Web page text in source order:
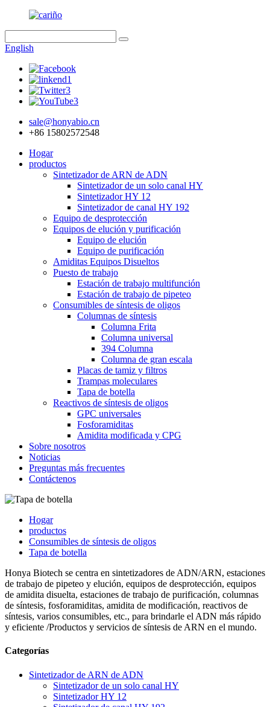
English
sale@honyabio.cn
+86 15802572548
Hogar
productos
Sintetizador de ARN de ADN
Sintetizador de un solo canal HY
Sintetizador HY 12
Sintetizador de canal HY 192
Equipo de desprotección
Equipos de elución y purificación
Equipo de elución
Equipo de purificación
Amiditas Equipos Disueltos
Puesto de trabajo
Estación de trabajo multifunción
Estación de trabajo de pipeteo
Consumibles de síntesis de oligos
Columnas de síntesis
Columna Frita
Columna universal
394 Columna
Columna de gran escala
Placas de tamiz y filtros
Trampas moleculares
Tapa de botella
Reactivos de síntesis de oligos
GPC universales
Fosforamiditas
Amidita modificada y CPG
Sobre nosotros
Noticias
Preguntas más frecuentes
Contáctenos
Hogar
productos
Consumibles de síntesis de oligos
Tapa de botella
Honya Biotech se centra en sintetizadores de ADN/ARN, estaciones
de trabajo de pipeteo y elución, equipos de desprotección, equipos
de amidita disuelta, estaciones de trabajo de purificación, columnas
de síntesis, fosforamiditas, amidita de modificación, reactivos de
síntesis, varios consumibles, etc., para brindarle el ADN más rápido
y eficiente /Productos y servicios de síntesis de ARN en el mundo.
Categorías
Sintetizador de ARN de ADN
Sintetizador de un solo canal HY
Sintetizador HY 12